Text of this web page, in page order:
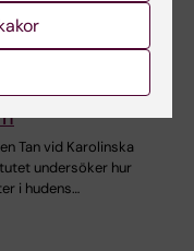
studerar
roll i
av
hos
Tan vid Karolinska
undersöker hur
i hudens…